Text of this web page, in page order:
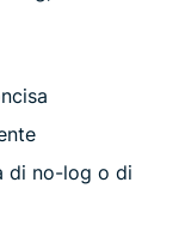
di no-log o di